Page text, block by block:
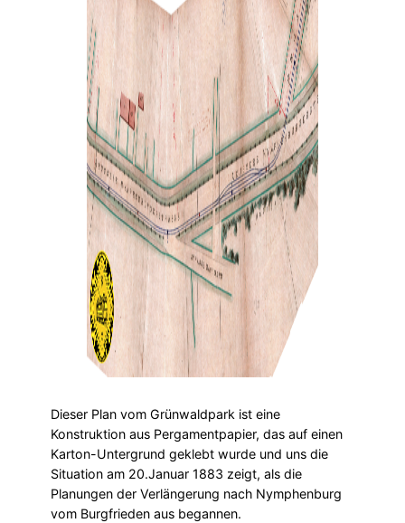
Dieser Plan vom Grünwaldpark ist eine
Konstruktion aus Pergamentpapier, das auf einen
Karton-Untergrund geklebt wurde und uns die
Situation am 20.Januar 1883 zeigt, als die
Planungen der Verlängerung nach Nymphenburg
vom Burgfrieden aus begannen.